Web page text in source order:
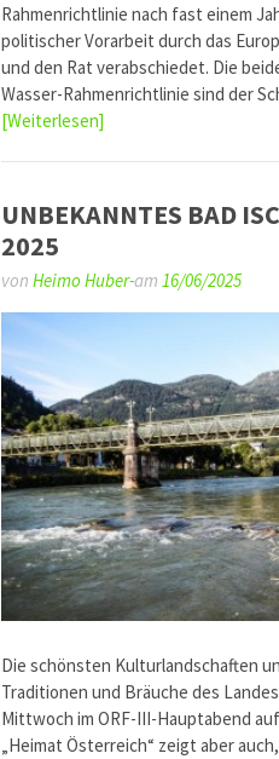
Rahmenrichtlinie nach fast einem
politischer Vorarbeit durch das
und den Rat verabschiedet. Die
Wasser-Rahmenrichtlinie sind der
[Weiterlesen]
UNBEKANNTES BAD
2025
von Heimo Huber-am 16/06/2025
Die schönsten Kulturlandschaften
Traditionen und Bräuche des
Mittwoch im ORF-III-Hauptabend
„Heimat Österreich“ zeigt aber